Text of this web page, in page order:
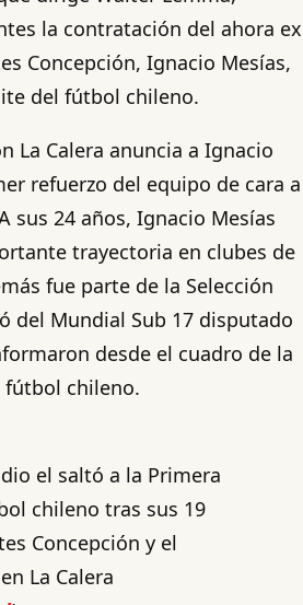
la contratación del ahora ex
Concepción, Ignacio Mesías,
del fútbol chileno.
La Calera anuncia a Ignacio
refuerzo del equipo de cara a
sus 24 años, Ignacio Mesías
trayectoria en clubes de
fue parte de la Selección
del Mundial Sub 17 disputado
desde el cuadro de la
fútbol chileno.
el saltó a la Primera
chileno tras sus 19
Concepción y el
La Calera